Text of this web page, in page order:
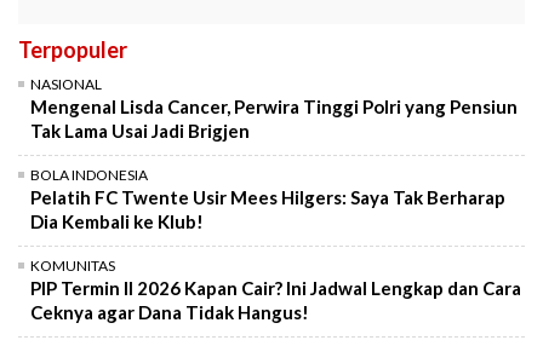
Terpopuler
NASIONAL
Mengenal Lisda Cancer, Perwira Tinggi Polri yang Pensiun
Tak Lama Usai Jadi Brigjen
BOLA INDONESIA
Pelatih FC Twente Usir Mees Hilgers: Saya Tak Berharap
Dia Kembali ke Klub!
KOMUNITAS
PIP Termin II 2026 Kapan Cair? Ini Jadwal Lengkap dan Cara
Ceknya agar Dana Tidak Hangus!